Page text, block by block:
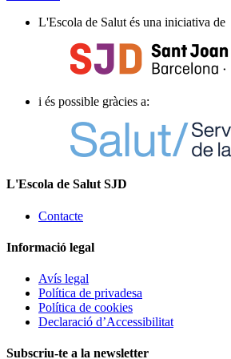
L'Escola de Salut és una iniciativa de
i és possible gràcies a:
L'Escola de Salut SJD
Contacte
Informació legal
Avís legal
Política de privadesa
Política de cookies
Declaració d’Accessibilitat
Subscriu-te a la newsletter